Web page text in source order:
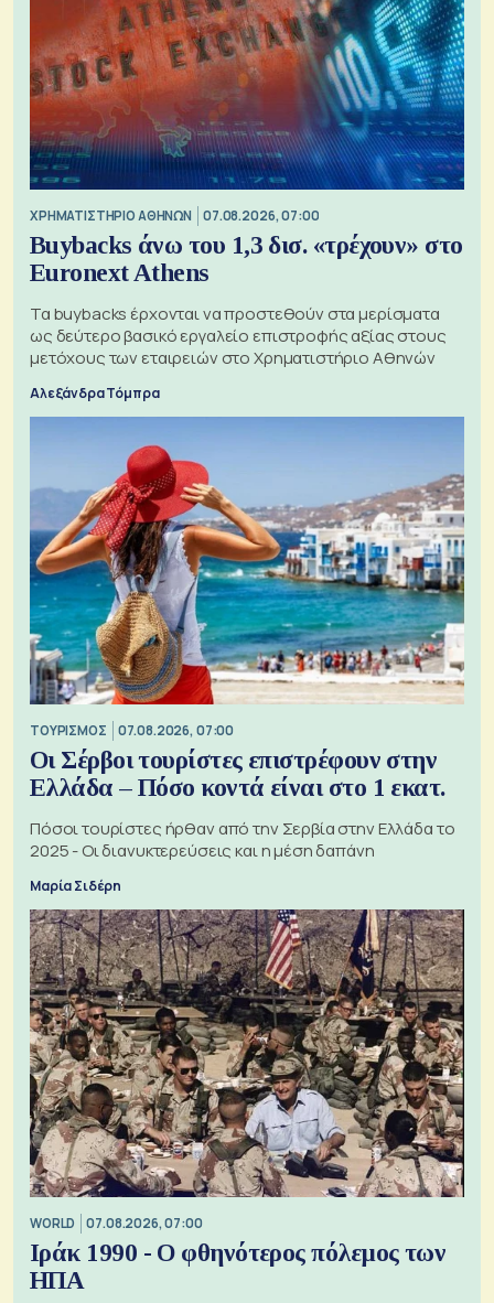
XΡΗΜΑΤΙΣΤΗΡΙΟ ΑΘΗΝΩΝ 07.08.2026, 07:00
Buybacks άνω του 1,3 δισ. «τρέχουν» στο
Euronext Athens
Τα buybacks έρχονται να προστεθούν στα μερίσματα
ως δεύτερο βασικό εργαλείο επιστροφής αξίας στους
μετόχους των εταιρειών στο Χρηματιστήριο Αθηνών
Αλεξάνδρα Τόμπρα
ΤΟΥΡΙΣΜΟΣ 07.08.2026, 07:00
Οι Σέρβοι τουρίστες επιστρέφουν στην
Ελλάδα – Πόσο κοντά είναι στο 1 εκατ.
Πόσοι τουρίστες ήρθαν από την Σερβία στην Ελλάδα το
2025 - Οι διανυκτερεύσεις και η μέση δαπάνη
Μαρία Σιδέρη
WORLD 07.08.2026, 07:00
Ιράκ 1990 - Ο φθηνότερος πόλεμος των
ΗΠΑ